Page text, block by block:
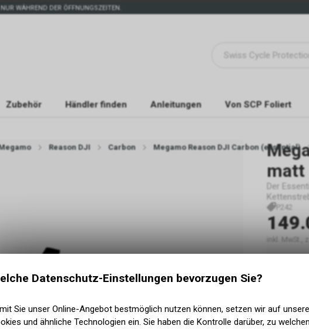
WÄHREND DER ÖFFNUNGSZEITEN.
Zubehör Händler finden Anleitungen Von SCP Foliert
Reason DJI Carbon Megamo Reason DJI Carbon (essential)
matt
Der
P242
inkl. MwSt.,
Datenschutz-Einstellungen bevorzugen Sie?
Sie unser Online-Angebot bestmöglich nutzen können, setzen wir auf
und ähnliche Technologien ein. Sie haben die Kontrolle darüber, zu